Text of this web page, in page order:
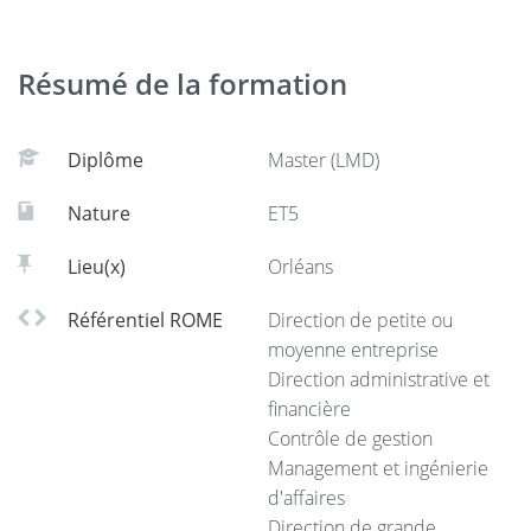
- Recruter, intégrer et évaluer les collaborateurs ;
- Appréhender et appliquer la législation.
Les savoirs transmis : connaissances théoriques
(disciplinaires ou transversales) et pratiques à mobiliser :
- Techniques de négociation
02 38 41 71 72
Résumé de la formation
Diplôme Master (LMD)
Nature ET5
Lieu(x) Orléans
Référentiel ROME
Direction de petite ou
moyenne entreprise
Direction administrative et
financière
Contrôle de gestion
Management et ingénierie
d'affaires